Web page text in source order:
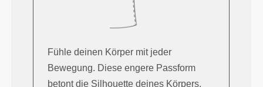
Fühle deinen Körper mit jeder
Bewegung. Diese engere Passform
betont die Silhouette deines Körpers.